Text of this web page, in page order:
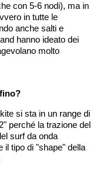
con 5-6 nodi), ma in
in tutte le
anche salti e
hanno ideato dei
molto
si sta in un range di
perché la trazione del
surf da onda
il tipo di "shape" della